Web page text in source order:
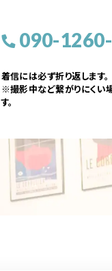
090-
着信には必ず折り返します。
※撮影中など繋がりにくい
す。